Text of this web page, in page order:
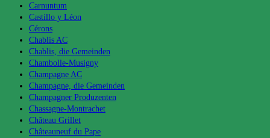
Carnuntum
Castillo y Léon
Cérons
Chablis AC
Chablis, die Gemeinden
Chambolle-Musigny
Champagne AC
Champagne, die Gemeinden
Champagner Produzenten
Chassagne-Montrachet
Château Grillet
Châteauneuf du Pape